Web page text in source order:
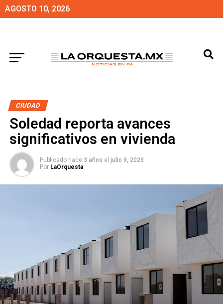
AGOSTO 10, 2026
CIUDAD
Soledad reporta avances
significativos en vivienda
Publicado hace 3 años el julio 9, 2023
Por LaOrquesta